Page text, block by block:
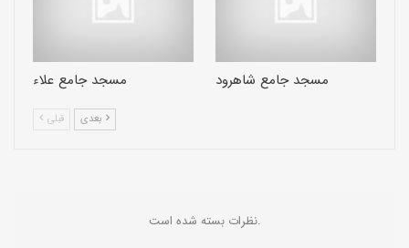
مسجد جامع علاء مسجد جامع شاهرود
قبلی
نظرات بسته شده است.